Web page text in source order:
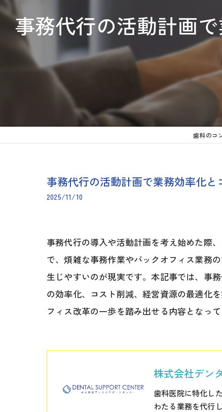
事務代行の活動計画
歯科のコ
事務代行の活動計画で業務効率化
2025/11/10
事務代行の導入や活動計画を考え始めた際
で、煩雑な事務作業やバックオフィス業務
生じやすいのが現実です。本記事では、事
の効率化、コスト削減、経営資源の最適化
フィス改革の一歩を踏み出せる内容となって
株式会社デン
歯科医院に特化し
わたる業務を代行